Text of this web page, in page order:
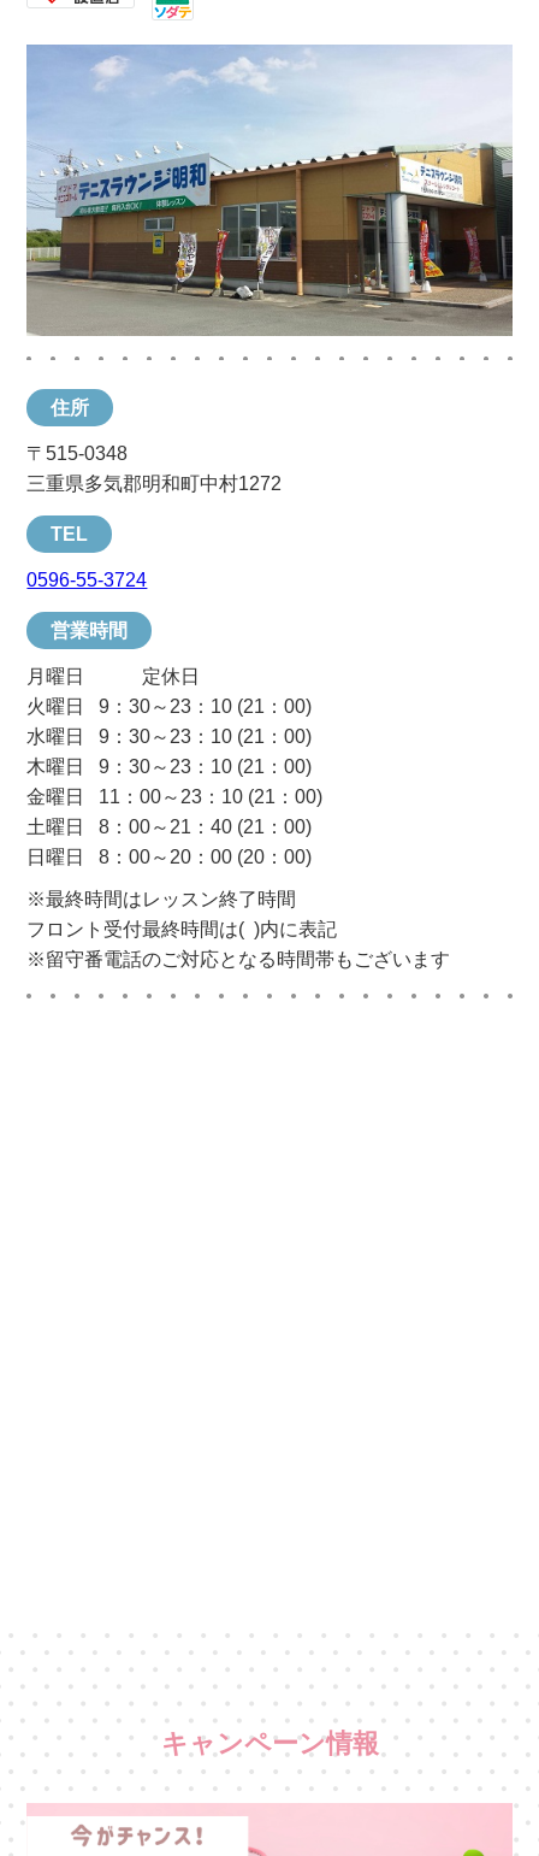
住所
〒515-0348
三重県多気郡明和町中村1272
TEL
0596-55-3724
営業時間
月曜日 定休日
火曜日 9：30～23：10 (21：00)
水曜日 9：30～23：10 (21：00)
木曜日 9：30～23：10 (21：00)
金曜日 11：00～23：10 (21：00)
土曜日 8：00～21：40 (21：00)
日曜日 8：00～20：00 (20：00)
※最終時間はレッスン終了時間
フロント受付最終時間は( )内に表記
※留守番電話のご対応となる時間帯もございます
キャンペーン情報